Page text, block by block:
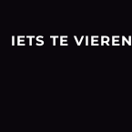
IETS TE VIEREN